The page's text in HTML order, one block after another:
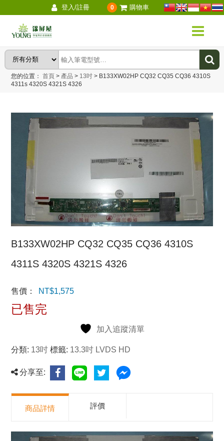
登入/註冊 0 購物車
您的位置：首頁 > 產品 > 13吋 > B133XW02HP CQ32 CQ35 CQ36 4310S
4311s 4320S 4321S 4326
B133XW02HP CQ32 CQ35 CQ36 4310S
4311S 4320S 4321S 4326
售價： NT$1,575
已售完
加入追蹤清單
分類: 13吋 標籤: 13.3吋 LVDS HD
分享至:
商品詳情 評價